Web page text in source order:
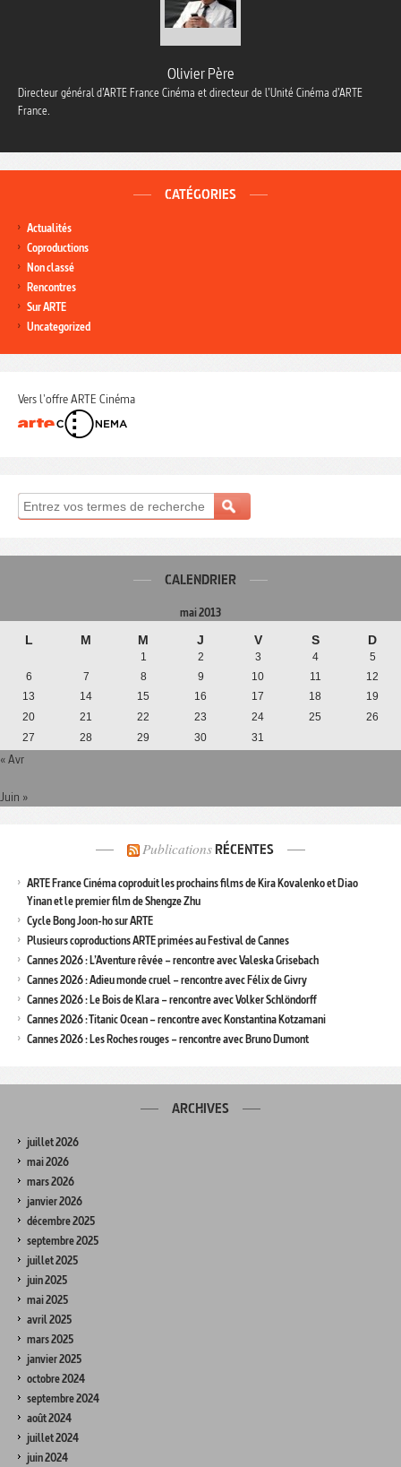
Olivier Père
Directeur général d’ARTE France Cinéma et directeur de l’Unité Cinéma d’ARTE
France.
CATÉGORIES
Actualités
Coproductions
Non classé
Rencontres
Sur ARTE
Uncategorized
Vers l'offre ARTE Cinéma
CALENDRIER
mai 2013
L M M J V S D
1 2 3 4
5
6
7 8 9 10 11
12
13
14 15 16 17 18
19
20
21 22 23 24 25
26
27
28 29 30 31
« Avr
Juin »
Publications RÉCENTES
ARTE France Cinéma coproduit les prochains films de Kira Kovalenko et Diao
Yinan et le premier film de Shengze Zhu
Cycle Bong Joon-ho sur ARTE
Plusieurs coproductions ARTE primées au Festival de Cannes
Cannes 2026 : L’Aventure rêvée – rencontre avec Valeska Grisebach
Cannes 2026 : Adieu monde cruel – rencontre avec Félix de Givry
Cannes 2026 : Le Bois de Klara – rencontre avec Volker Schlöndorff
Cannes 2026 : Titanic Ocean – rencontre avec Konstantina Kotzamani
Cannes 2026 : Les Roches rouges – rencontre avec Bruno Dumont
ARCHIVES
juillet 2026
mai 2026
mars 2026
janvier 2026
décembre 2025
septembre 2025
juillet 2025
juin 2025
mai 2025
avril 2025
mars 2025
janvier 2025
octobre 2024
septembre 2024
août 2024
juillet 2024
juin 2024